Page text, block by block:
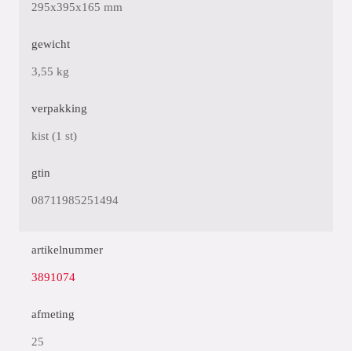
295x395x165 mm
gewicht
3,55 kg
verpakking
kist (1 st)
gtin
08711985251494
artikelnummer
3891074
afmeting
25